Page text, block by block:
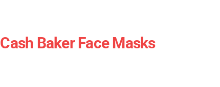
Baker Face Masks